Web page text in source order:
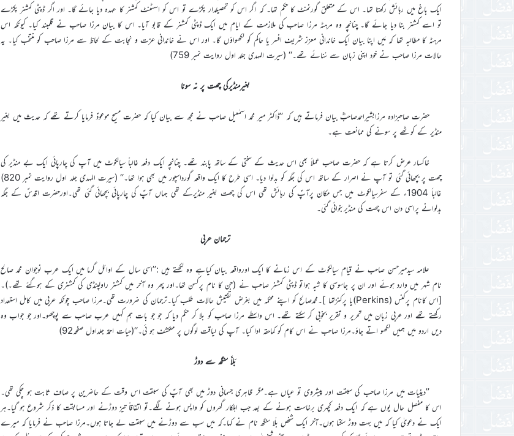
ایک باغ میں رہائش رکھتا تھا۔ اس کے متعلق گورنمنٹ کا حکم تھا۔ کہ اگر اس کو تحصیلدار پکڑے تو اس کو اسسٹنٹ کمشنر کا عہدہ دیا جائے گا۔ اور اگر ڈپٹی کمشنر پکڑے
تو اسے کمشنر بنا دیا جائے گا۔ چنانچہ وہ مرہٹہ مرزا صاحب کی ملازمت کے ایام میں ایک ڈپٹی کمشنر کے قابو آیا۔ اس کا بیان مرزا صاحب نے قلمبند کیا۔ کیونکہ اس
مرہٹہ کا مطالبہ تھا کہ مَیں اپنا بیان ایک خاندانی معزز شریف افسر یا حاکم کو لکھواؤں گا۔ اور اس نے خاندانی عزت و نجابت کے لحاظ سے مرزا صاحب کو منتخب کیا۔ یہ
حالات مرزا صاحب نے خود اپنی زبان سے سُنائے تھے۔‘‘ (سیرت المہدی جلد اول روایت نمبر 759)
بغیرمنڈیرکی چھت پر نہ سونا
حضرت صاحبزادہ مرزابشیراحمدصاحبؓ بیان فرماتے ہیں کہ ’’ڈاکٹر میر محمد اسمٰعیل صاحب نے مجھ سے بیان کیا کہ حضرت مسیح موعودؑ فرمایا کرتے تھے کہ حدیث میں بغیر
منڈیر کے کوٹھے پر سونے کی ممانعت ہے۔
خاکسار عرض کرتا ہے کہ حضرت صاحب عملاً بھی اس حدیث کے سختی کے ساتھ پابند تھے۔ چنانچہ ایک دفعہ غالباً سیالکوٹ میں آپ کی چارپائی ایک بے منڈیر کی
چھت پر بچھائی گئی تو آپ نے اصرار کے ساتھ اس کی جگہ کو بدلوا دیا۔ اسی طرح کا ایک واقعہ گورداسپور میں بھی ہوا تھا۔‘‘ (سیرت المہدی جلد اول روایت نمبر 820)
غالباً 1904ء کے سفرسیالکوٹ میں جس مکان پرآپؑ کی رہائش تھی اس کی چھت بغیر منڈیرکے تھی جہاں آپؑ کی چارپائی بچھائی گئی تھی۔اورحضرت اقدسؑ کے جگہ
بدلوانے پراسی دن اس چھت کی منڈیربنوائی گئی۔
ترجمان عربی
علامہ سیدمیرحسن صاحب نے قیام سیالکوٹ کے اس زمانے کا ایک اورواقعہ بیان کیاہے وہ لکھتے ہیں :’’اسی سال کے اوائل گرما میں ایک عرب نوجوان محمد صالح
نام شہر میں وارد ہوئے اور ان پر جاسوسی کا شبہ ہواتو ڈپٹی کمشنر صاحب نے (جن کا نام پرکسن تھا۔اور پھر وہ آخر میں کمشنر راولپنڈی کی کمشنری کے ہوگئے تھے۔)۔
[اس کانام پرکنس (Perkins)یا پرکنزتھا ]۔محمدصالح کو اپنے محکمہ میں بغرض تفتیش حالات طلب کیا۔ترجمان کی ضرورت تھی۔مرزا صاحب چونکہ عربی میں کامل استعداد
رکھتے تھے اور عربی زبان میں تحریر و تقریر بخوبی کر سکتے تھے۔ اس واسطے مرزا صاحب کو بلا کر حکم دیا کہ جو جو بات ہم کہیں عرب صاحب سے پوچھو۔اور جو جواب وہ
دیں اردو میں ہمیں لکھو اتے جاؤ۔مرزا صاحب نے اس کام کو کماحقہ ادا کیا۔ آپ کی لیاقت لوگوں پر منکشف ہو ئی۔‘‘(حیات احمدؑ جلداول صفحہ92)
بَلاَّ سنگھ سے دوڑ
’’دینیات میں مرزا صاحب کی سبقت اور پیشروی تو عیاں ہے۔مگر ظاہری جسمانی دوڑ میں بھی آپؑ کی سبقت اس وقت کے حاضرین پر صاف ثابت ہو چکی تھی۔
اس کا مفصل حال یوں ہے کہ ایک دفعہ کچہری برخاست ہونے کے بعد جب اہلکار گھروں کو واپس ہونے لگے۔تو اتفاقاً تیز دوڑنے اور مسابقت کا ذکر شروع ہو گیا۔ہر
ایک نے دعویٰ کیا کہ میں بہت دوڑ سکتا ہوں۔آخر ایک شخص بلّا سنگھ نام نے کہا۔کہ میں سب سے دوڑنے میں سبقت لے جاتا ہوں۔مرزا صاحب نے فرمایا کہ میرے